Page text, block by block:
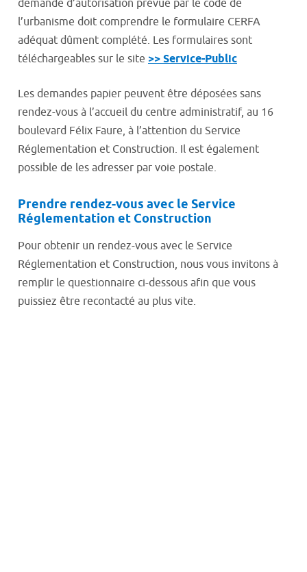
demande d’autorisation prévue par le code de
l’urbanisme doit comprendre le formulaire CERFA
adéquat dûment complété. Les formulaires sont
téléchargeables sur le site >> Service-Public
Les demandes papier peuvent être déposées sans
rendez-vous à l’accueil du centre administratif, au 16
boulevard Félix Faure, à l’attention du Service
Réglementation et Construction. Il est également
possible de les adresser par voie postale.
Prendre rendez-vous avec le Service
Réglementation et Construction
Pour obtenir un rendez-vous avec le Service
Réglementation et Construction, nous vous invitons à
remplir le questionnaire ci-dessous afin que vous
puissiez être recontacté au plus vite.